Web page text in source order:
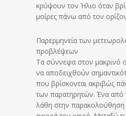
κρύψουν τον Ήλιο όταν
μοίρες πάνω από τον
Παρερμηνεία των
προβλέψεων
Τα σύννεφα στον μακρινό
να αποδειχθούν
που βρίσκονται ακριβώς
των παρατηρητών. Ένα από
λάθη στην παρακολούθηση